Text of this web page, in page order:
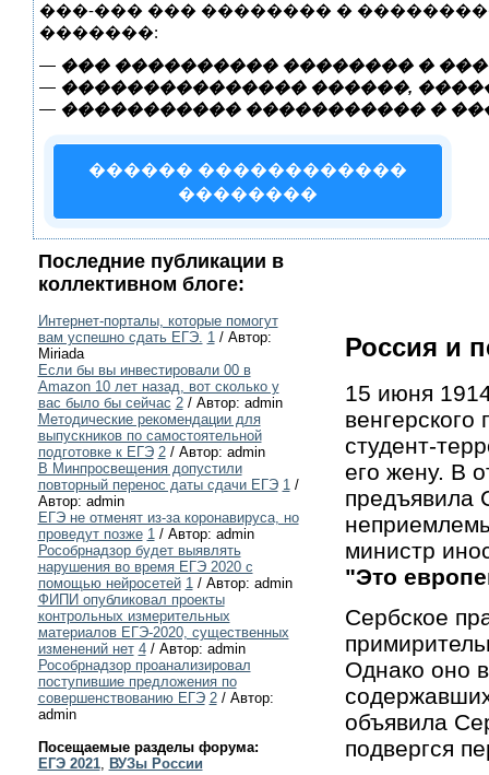
���-��� ��� �������� �
�������:
— ��� ���������� �������� �
— ��������������� ������,
— ����������� ����������� �
������ ������������
��������
Последние публикации в
коллективном блоге:
Интернет-порталы, которые помогут
вам успешно сдать ЕГЭ. 1/ Автор:
Miriada
Если бы вы инвестировали 00 в
Amazon 10 лет назад, вот сколько у
вас было бы сейчас 2/ Автор: admin
Методические рекомендации для
выпускников по самостоятельной
подготовке к ЕГЭ 2/ Автор: admin
В Минпросвещения допустили
повторный перенос даты сдачи ЕГЭ 1/
Автор: admin
ЕГЭ не отменят из-за коронавируса, но
проведут позже 1/ Автор: admin
Рособрнадзор будет выявлять
нарушения во время ЕГЭ 2020 с
помощью нейросетей 1/ Автор: admin
ФИПИ опубликовал проекты
контрольных измерительных
материалов ЕГЭ-2020, существенных
изменений нет 4/ Автор: admin
Рособрнадзор проанализировал
поступившие предложения по
совершенствованию ЕГЭ 2/ Автор:
admin
Посещаемые разделы форума:
ЕГЭ 2021, ВУЗы России
Россия и
15 июня
студент-
его жену. В
предъявила
министр
"Это
Сербское
Однако оно
объявила
подвергся